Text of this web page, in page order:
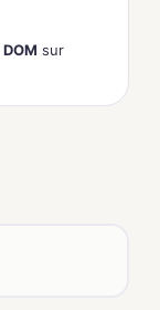
DOM sur